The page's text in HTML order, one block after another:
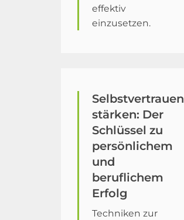
effektiv
einzusetzen.
Selbstvertrauen
stärken: Der
Schlüssel zu
persönlichem
und
beruflichem
Erfolg
Techniken zur